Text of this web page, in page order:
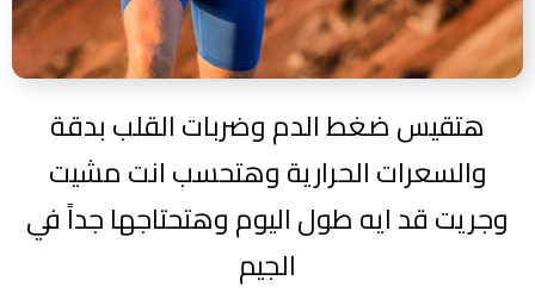
هتقيس ضغط الدم وضربات القلب بدقة
والسعرات الحرارية وهتحسب انت مشيت
وجريت قد ايه طول اليوم وهتحتاجها جداً في
الجيم